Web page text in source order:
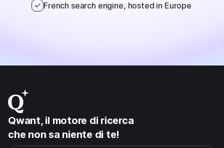
French search engine, hosted in Europe
Qwant, il motore di ricerca
che non sa niente di te!